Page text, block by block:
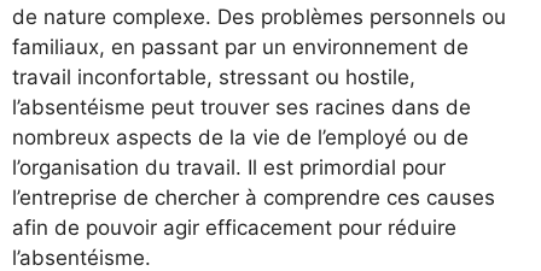
de nature complexe. Des problèmes personnels ou
familiaux, en passant par un environnement de
travail inconfortable, stressant ou hostile,
l’absentéisme peut trouver ses racines dans de
nombreux aspects de la vie de l’employé ou de
l’organisation du travail. Il est primordial pour
l’entreprise de chercher à comprendre ces causes
afin de pouvoir agir efficacement pour réduire
l’absentéisme.